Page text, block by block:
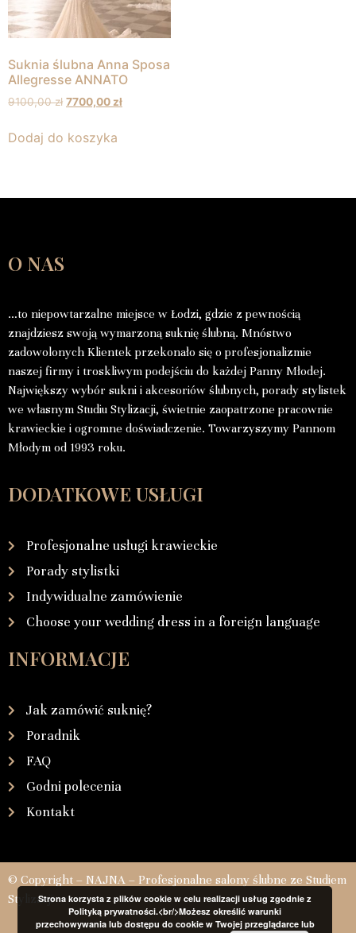
Suknia ślubna Anna Sposa
Allegresse ANNATO
9100,00zł 7700,00zł
Dodaj do koszyka
O NAS
…to niepowtarzalne miejsce w Łodzi, gdzie z pewnością
znajdziesz swoją wymarzoną suknię ślubną. Mnóstwo
zadowolonych Klientek przekonało się o profesjonalizmie
naszej firmy i troskliwym podejściu do każdej Panny Młodej.
Największy wybór sukni i akcesoriów ślubnych, porady stylistek
we własnym Studiu Stylizacji, świetnie zaopatrzone pracownie
krawieckie i ogromne doświadczenie. Towarzyszymy Pannom
Młodym od 1993 roku.
DODATKOWE USŁUGI
Profesjonalne usługi krawieckie
Porady stylistki
Indywidualne zamówienie
Choose your wedding dress in a foreign language
INFORMACJE
Jak zamówić suknię?
Poradnik
FAQ
Godni polecenia
Kontakt
© Copyright – NAJNA – Profesjonalne salony ślubne ze Studiem
StylizacjiStrona korzysta z plików cookie w celu realizacji usług zgodnie z
Polityką prywatności.<br/>Możesz określić warunki
przechowywania lub dostępu do cookie w Twojej przeglądarce lub